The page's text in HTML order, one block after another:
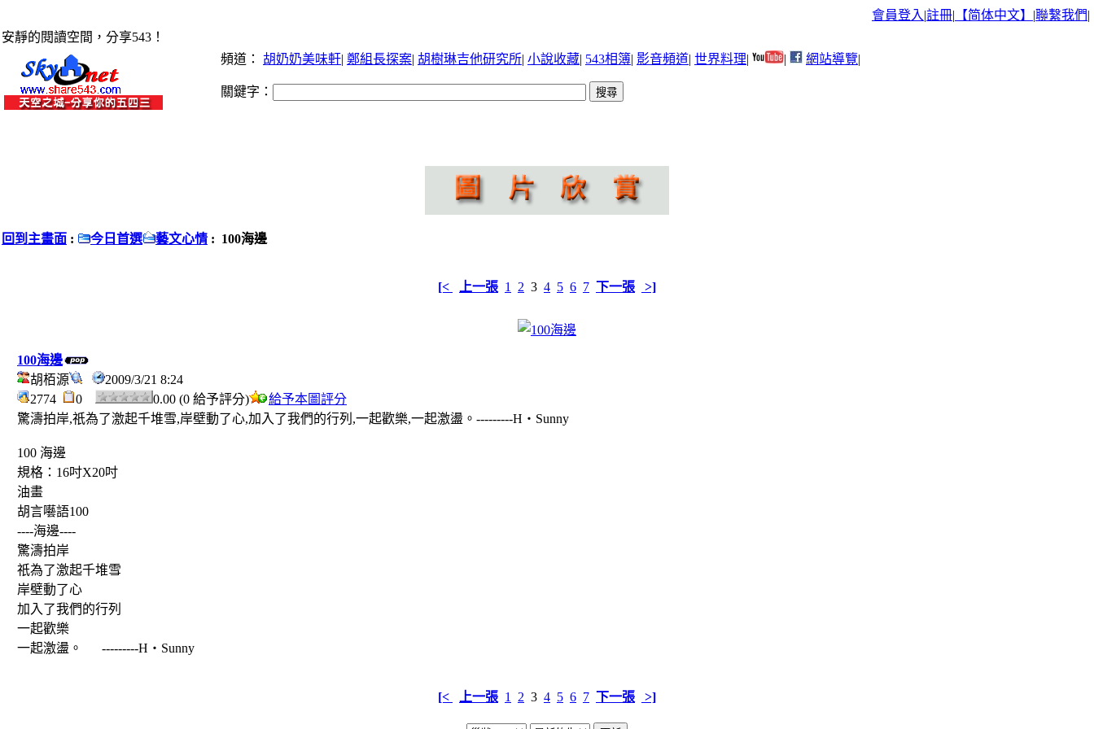
會員登入 |註冊| 【简体中文】 |聯繫我們|
安靜的閱讀空間，分享543！
頻道： 胡奶奶美味軒| 鄭組長探案| 胡樹琳吉他研究所| 小說收藏| 543相簿| 影音頻道| 世界料理| | 網站導覽|
關鍵字：
回到主畫面 : 今日首選 藝文心情 : 100海邊
[< 上一張 1 2 3 4 5 6 7 下一張 >]
100海邊
胡栢源
2009/3/21 8:24
2774
0 0.00 (0 給予評分)
給予本圖評分
驚濤拍岸,祇為了激起千堆雪,岸壁動了心,加入了我們的行列,一起歡樂,一起激盪。---------H‧Sunny
100 海邊
規格：16吋X20吋
油畫
胡言囈語100
----海邊----
驚濤拍岸
祇為了激起千堆雪
岸壁動了心
加入了我們的行列
一起歡樂
一起激盪。 ---------H‧Sunny
[< 上一張 1 2 3 4 5 6 7 下一張 >]